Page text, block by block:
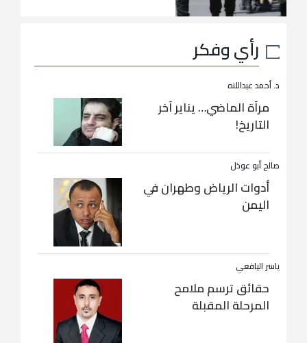
رأي وفكر
د. أحمد عبداللاه
مرآة الماضي… يناير آخر
التاريخ!
صالح أبو عوذل
أدوات الرياض وطهران في
اليمن
ياسر اليافعي
حقائق ترسم ملامح
المرحلة المقبلة